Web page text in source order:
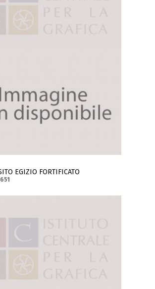
EGIZIO FORTIFICATO